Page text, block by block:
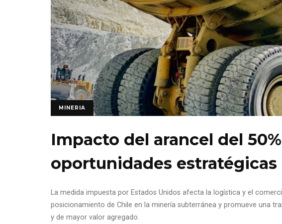
MINERIA
Impacto del arancel del
oportunidades estratégicas
La medida impuesta por Estados Unidos afecta la logística y el
posicionamiento de Chile en la minería subterránea y promueve una
y de mayor valor agregado.